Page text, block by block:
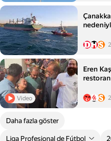
Video
Eren
Daha fazla göster
Liga Profesional de Fútbol